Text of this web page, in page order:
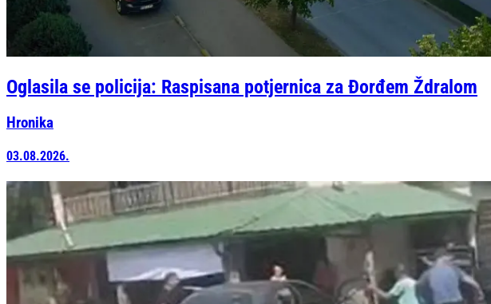
Oglasila se policija: Raspisana potjernica za Đorđem Ždralom
Hronika
03.08.2026.